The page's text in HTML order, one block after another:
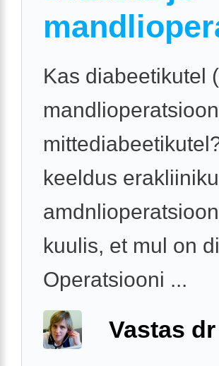
Kas diabeetikutel
keeldus
kuulis, et mul on
Operatsiooni ...
Vastas